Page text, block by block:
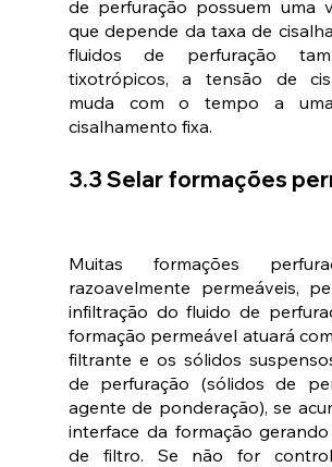
de perfuração possuem uma
que depende da taxa de
fluidos de perfuração
tixotrópicos, a tensão de
muda com o tempo a
cisalhamento fixa.
3.3 Selar formações
Muitas formações
razoavelmente permeáveis,
infiltração do fluido de
formação permeável atuará
filtrante e os sólidos
de perfuração (sólidos de
agente de ponderação), se
interface da formação
de filtro. Se não for